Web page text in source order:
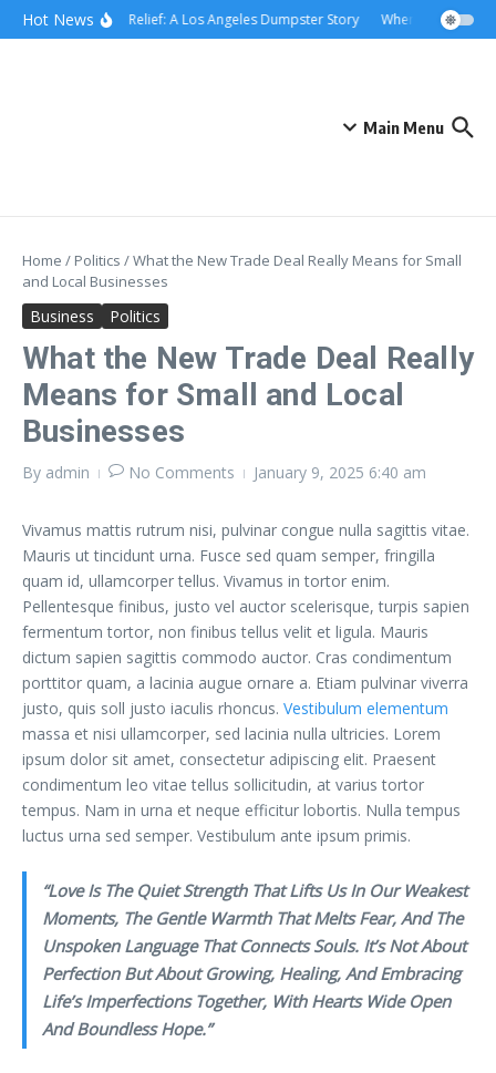
content
Skip to content
Hot NewsRolling Relief: A Los Angeles Dumpster Story When the Curb
Main Menu
Home / Politics /What the New Trade Deal Really Means for Small
and Local Businesses
Business Politics
What the New Trade Deal Really
Means for Small and Local
Businesses
By admin No Comments January 9, 2025 6:40 am
Vivamus mattis rutrum nisi, pulvinar congue nulla sagittis vitae.
Mauris ut tincidunt urna. Fusce sed quam semper, fringilla
quam id, ullamcorper tellus. Vivamus in tortor enim.
Pellentesque finibus, justo vel auctor scelerisque, turpis sapien
fermentum tortor, non finibus tellus velit et ligula. Mauris
dictum sapien sagittis commodo auctor. Cras condimentum
porttitor quam, a lacinia augue ornare a. Etiam pulvinar viverra
justo, quis soll justo iaculis rhoncus. Vestibulum elementum
massa et nisi ullamcorper, sed lacinia nulla ultricies. Lorem
ipsum dolor sit amet, consectetur adipiscing elit. Praesent
condimentum leo vitae tellus sollicitudin, at varius tortor
tempus. Nam in urna et neque efficitur lobortis. Nulla tempus
luctus urna sed semper. Vestibulum ante ipsum primis.
“Love Is The Quiet Strength That Lifts Us In Our Weakest
Moments, The Gentle Warmth That Melts Fear, And The
Unspoken Language That Connects Souls. It’s Not About
Perfection But About Growing, Healing, And Embracing
Life’s Imperfections Together, With Hearts Wide Open
And Boundless Hope.”